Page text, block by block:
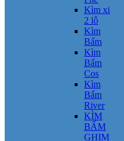
Kìm xi
2 lỗ
Kìm
Bấm
Kìm
Bấm
Cos
Kìm
Bấm
River
KÌM
BẤM
GHIM